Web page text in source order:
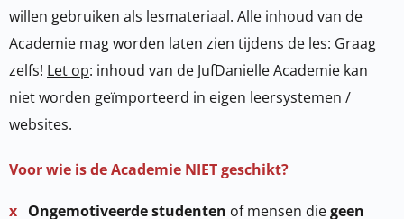
willen gebruiken als lesmateriaal. Alle inhoud van de
Academie mag worden laten zien tijdens de les: Graag
zelfs! Let op: inhoud van de JufDanielle Academie kan
niet worden geïmporteerd in eigen leersystemen /
websites.
Voor wie is de Academie NIET geschikt?
x Ongemotiveerde studenten of mensen diegeen